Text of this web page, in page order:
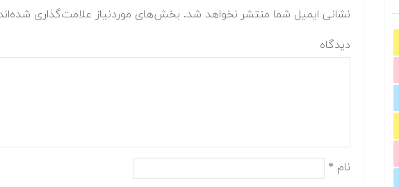
نشانی ایمیل شما منتشر نخواهد شد. بخش‌های موردنیاز علامت‌گذاری
دیدگاه
نام *